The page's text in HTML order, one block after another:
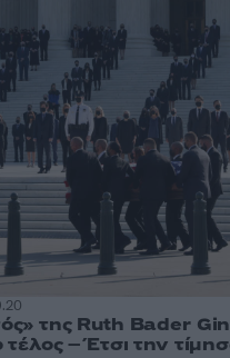
της Ruth Bader
τέλος – Έτσι την